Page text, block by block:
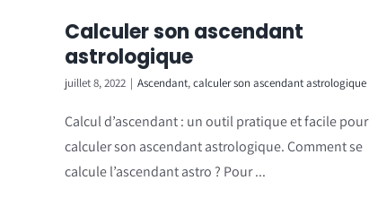
Calculer son ascendant
astrologique
juillet 8, 2022 | Ascendant,calculer son ascendant astrologique
Calcul d’ascendant : un outil pratique et facile pour
calculer son ascendant astrologique. Comment se
calcule l’ascendant astro ? Pour ...